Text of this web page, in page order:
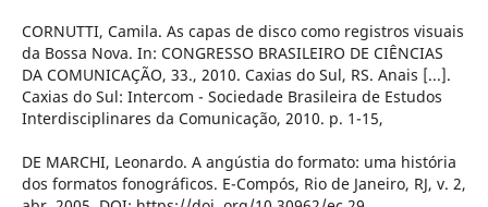
CORNUTTI, Camila. As capas de disco como registros visuais
da Bossa Nova. In: CONGRESSO BRASILEIRO DE CIÊNCIAS
DA COMUNICAÇÃO, 33., 2010. Caxias do Sul, RS. Anais [...].
Caxias do Sul: Intercom - Sociedade Brasileira de Estudos
Interdisciplinares da Comunicação, 2010. p. 1-15,
DE MARCHI, Leonardo. A angústia do formato: uma história
dos formatos fonográficos. E-Compós, Rio de Janeiro, RJ, v. 2,